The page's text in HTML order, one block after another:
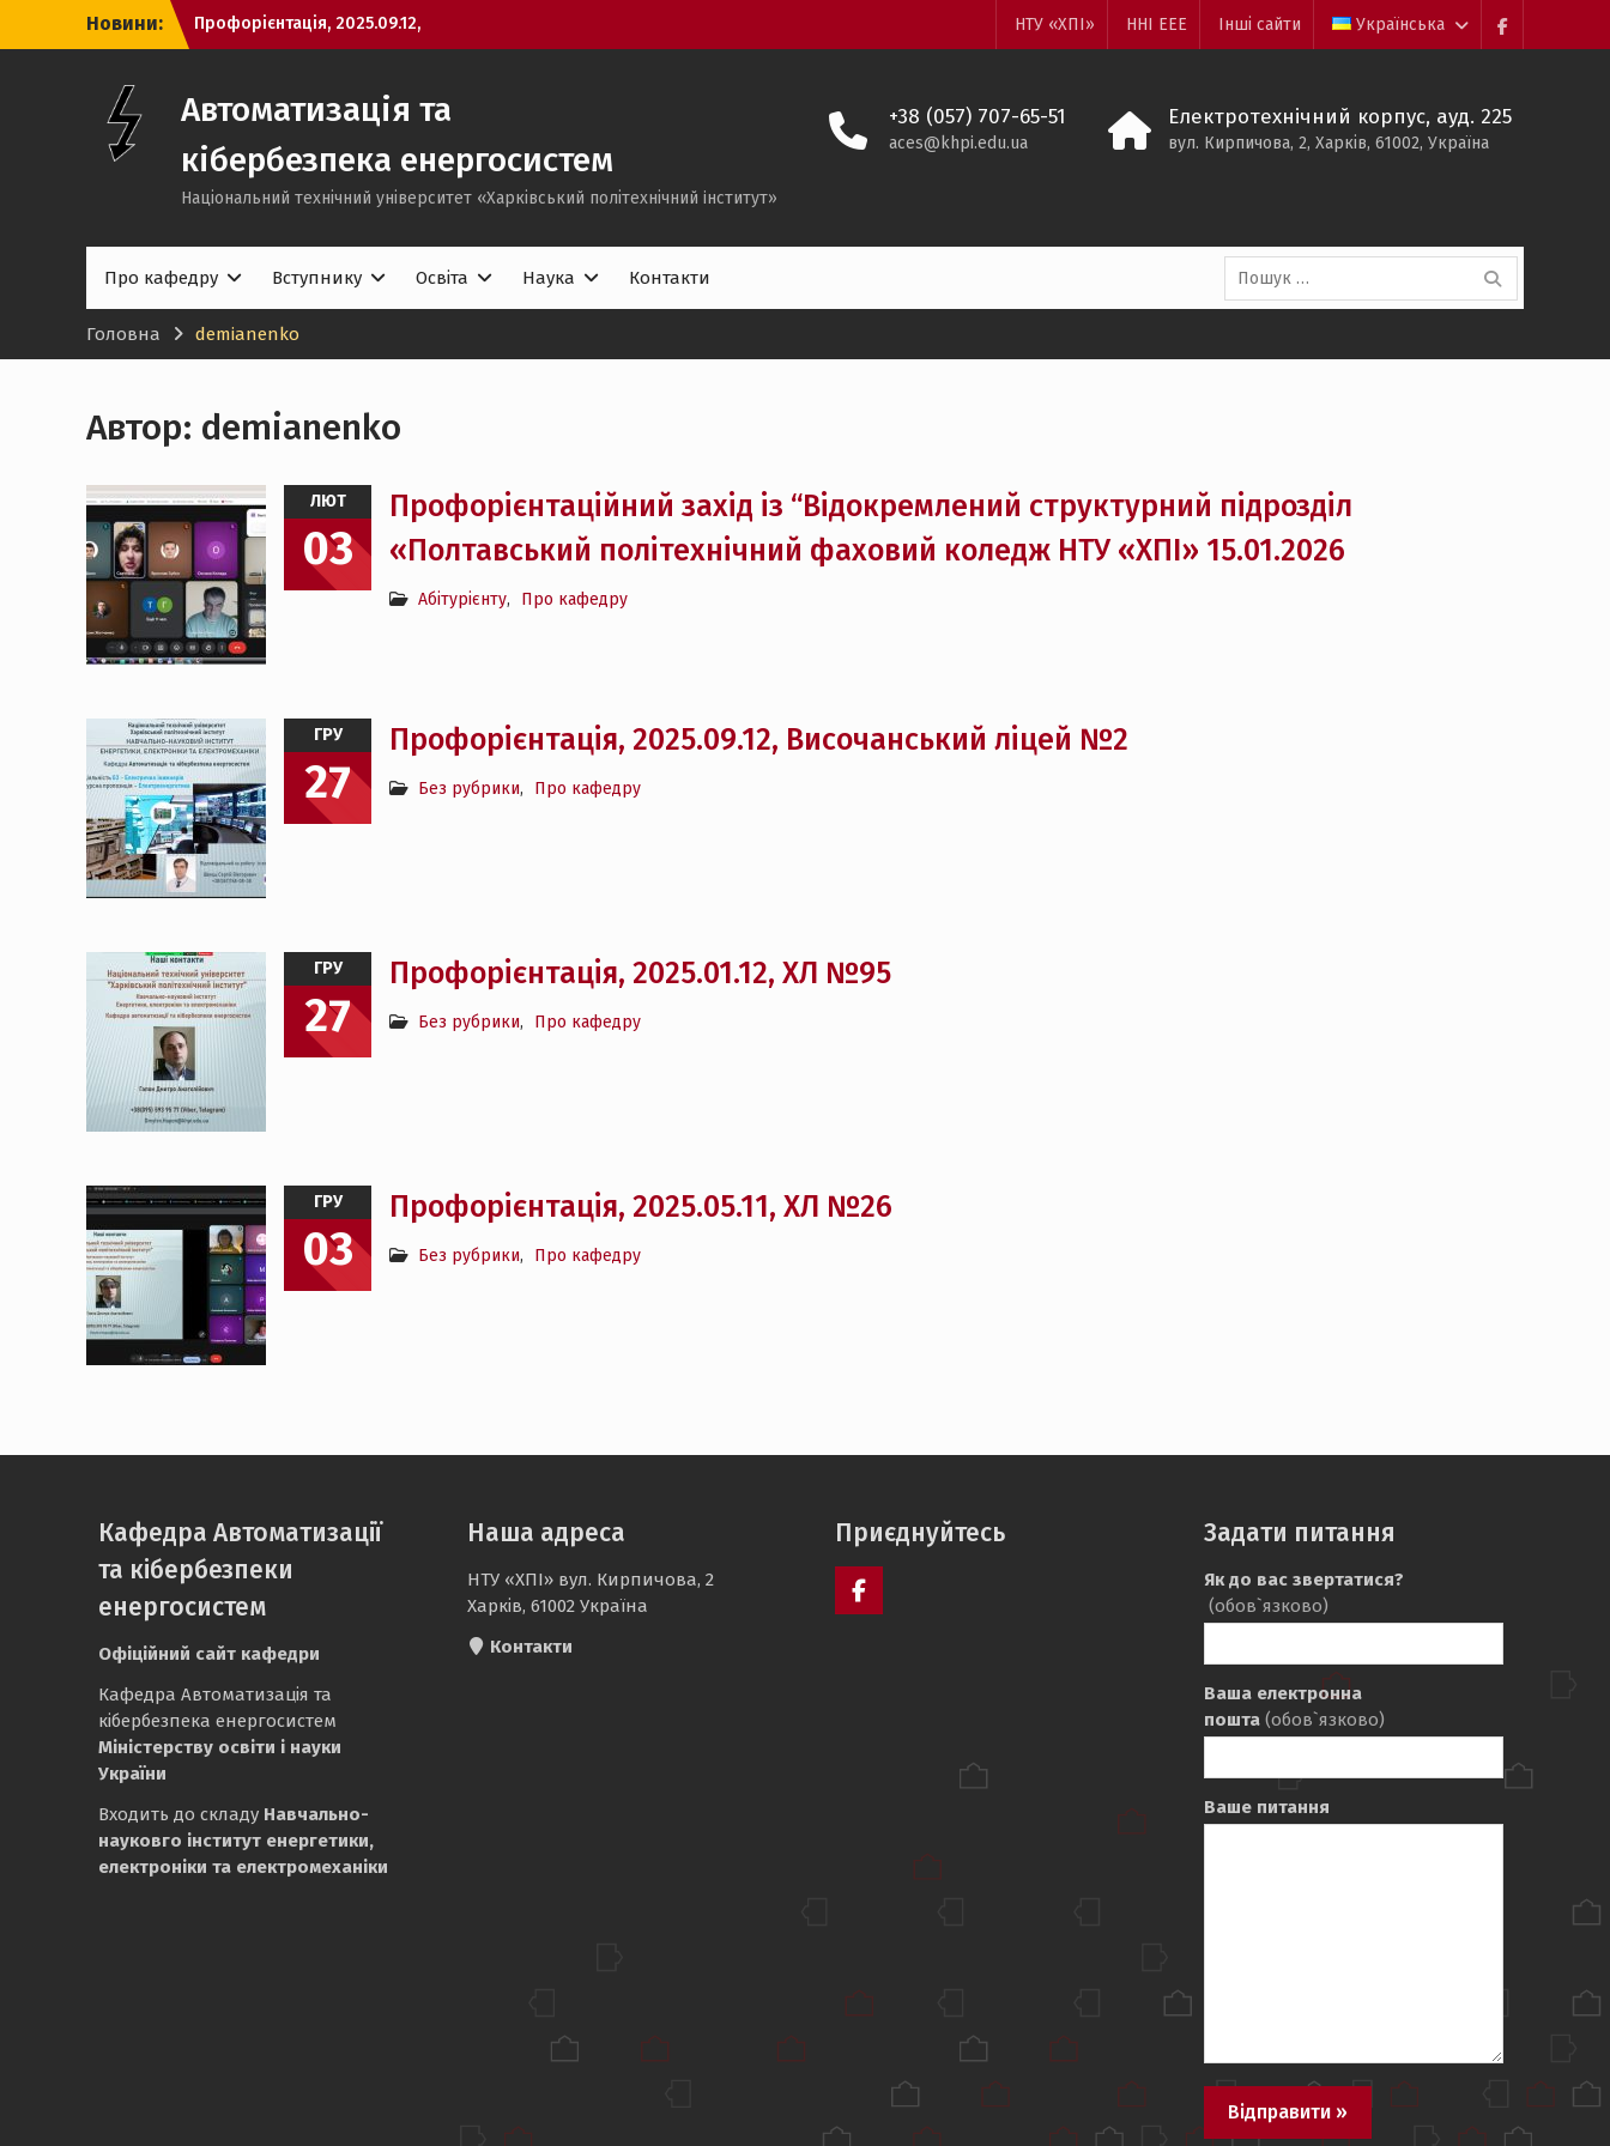
Новини:
Профорієнтація, 2025.09.12,
Височанський ліцей №2
Профорієнтаційний захід із
“Відокремлений структурний підрозділ
«Полтавський політехнічний фаховий
коледж НТУ «ХПІ» 15.01.2026
Пункт
НТУ «ХПІ» ННІ ЕЕЕ Інші сайти Українська
Автоматизація та
кібербезпека енергосистем
Національний технічний університет «Харківський політехнічний iнститут»
+38 (057) 707-65-51
aces@khpi.edu.ua
Електротехнічний корпус, ауд. 225
вул. Кирпичова, 2, Харків, 61002, Україна
Про кафедру Вступнику Освіта Наука Контакти
Пошук:
Головна demianenko
Автор: demianenko
ЛЮТ
03
Профорієнтаційний захід із “Відокремлений структурний підрозділ
«Полтавський політехнічний фаховий коледж НТУ «ХПІ» 15.01.2026
Абітурієнту, Про кафедру
ГРУ
27
Профорієнтація, 2025.09.12, Височанський ліцей №2
Без рубрики, Про кафедру
ГРУ
27
Профорієнтація, 2025.01.12, ХЛ №95
Без рубрики, Про кафедру
ГРУ
03
Профорієнтація, 2025.05.11, ХЛ №26
Без рубрики, Про кафедру
Кафедра Автоматизації
та кібербезпеки
енергосистем
Офіційний сайт кафедри
Кафедра Автоматизація та
кібербезпека енергосистем
Міністерству освіти і науки
України
Входить до складу Навчально-
науковго інститут енергетики,
електроніки та електромеханіки
Наша адреса
НТУ «ХПІ» вул. Кирпичова, 2
Харків, 61002 Україна
Контакти
Приєднуйтесь Задати питання
Як до вас звертатися?
(обов`язково)
Ваша електронна
пошта (обов`язково)
Ваше питання